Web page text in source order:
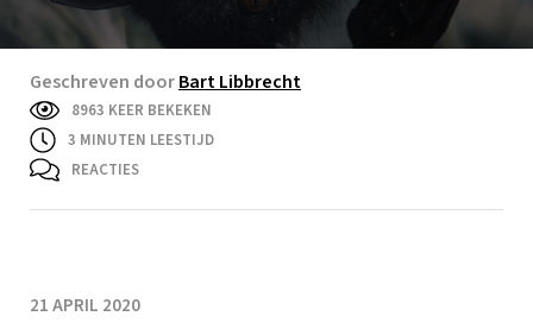
Geschreven doorBart Libbrecht
8963 KEER BEKEKEN
3 MINUTEN LEESTIJD
REACTIES
21 APRIL 2020